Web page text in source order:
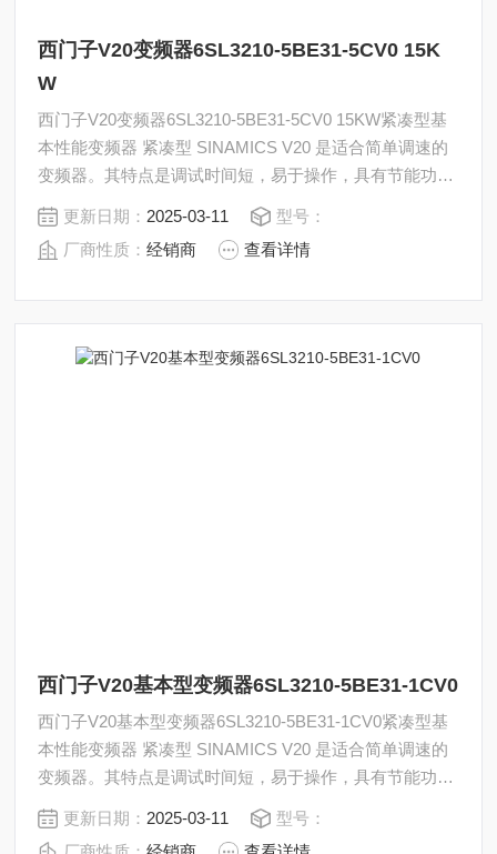
西门子V20变频器6SL3210-5BE31-5CV0 15K
W
西门子V20变频器6SL3210-5BE31-5CV0 15KW紧凑型基
本性能变频器 紧凑型 SINAMICS V20 是适合简单调速的
变频器。其特点是调试时间短，易于操作，具有节能功
能。9 种规格，功率范围 从0.12 kW 到 30 kW。
更新日期： 2025-03-11
型号：
厂商性质：经销商 查看详情
西门子V20基本型变频器6SL3210-5BE31-1CV0
西门子V20基本型变频器6SL3210-5BE31-1CV0紧凑型基
本性能变频器 紧凑型 SINAMICS V20 是适合简单调速的
变频器。其特点是调试时间短，易于操作，具有节能功
能。9 种规格，功率范围 从0.12 kW 到 30 kW。
更新日期： 2025-03-11
型号：